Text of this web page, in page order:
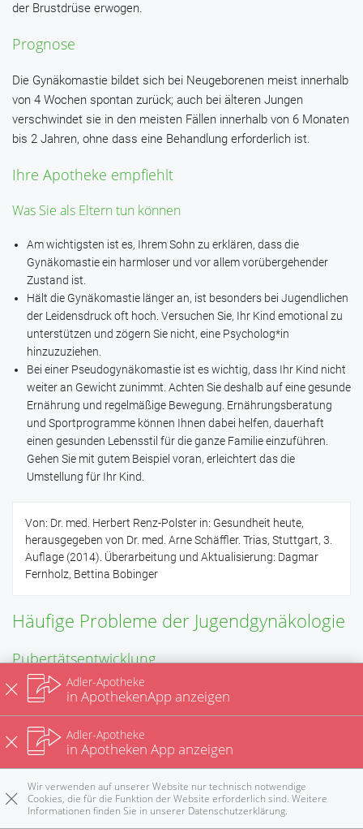
Anrufen E-Mail Rezepte Notdienst
der Brustdrüse erwogen.
Prognose
Die Gynäkomastie bildet sich bei Neugeborenen meist innerhalb
von 4 Wochen spontan zurück; auch bei älteren Jungen
verschwindet sie in den meisten Fällen innerhalb von 6 Monaten
bis 2 Jahren, ohne dass eine Behandlung erforderlich ist.
Ihre Apotheke empfiehlt
Was Sie als Eltern tun können
Am wichtigsten ist es, Ihrem Sohn zu erklären, dass die
Gynäkomastie ein harmloser und vor allem vorübergehender
Zustand ist.
Hält die Gynäkomastie länger an, ist besonders bei Jugendlichen
der Leidensdruck oft hoch. Versuchen Sie, Ihr Kind emotional zu
unterstützen und zögern Sie nicht, eine Psycholog*in
hinzuzuziehen.
Bei einer Pseudogynäkomastie ist es wichtig, dass Ihr Kind nicht
weiter an Gewicht zunimmt. Achten Sie deshalb auf eine gesunde
Ernährung und regelmäßige Bewegung. Ernährungsberatung
und Sportprogramme können Ihnen dabei helfen, dauerhaft
einen gesunden Lebensstil für die ganze Familie einzuführen.
Gehen Sie mit gutem Beispiel voran, erleichtert das die
Umstellung für Ihr Kind.
Von: Dr. med. Herbert Renz-Polster in: Gesundheit heute,
herausgegeben von Dr. med. Arne Schäffler. Trias, Stuttgart, 3.
Auflage (2014). Überarbeitung und Aktualisierung: Dagmar
Fernholz, Bettina Bobinger
Häufige Probleme der Jugendgynäkologie
Pubertätsentwicklung
Die Pubertät zeigt sich bei Mädchen zwischen 10 und 12 Jahren
oft zuerst durch das Wachstum der Schamhaare (Pubarche).
Nur wenige Monate später beginnt dann auch die Brust zu
wachsen ( Thelarche). Bei etwa 20 % der Mädchen verhält es
sich umgekehrt, bei ihnen ist das Brustwachstum das erste
Pubertätszeichen. Häufig beginnt die Brustentwicklung
zunächst einseitig, die Brüste können spannen und
Adler-Apotheke
in ApothekenApp anzeigen
Adler-Apotheke
in Apotheken App anzeigen
Wir verwenden auf unserer Website nur technisch notwendige
Cookies, die für die Funktion der Website erforderlich sind. Weitere
Informationen finden Sie in unserer Datenschutzerklärung.